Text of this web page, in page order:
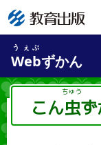
Web
うぇぶ
ずかん
こん虫ちゅ